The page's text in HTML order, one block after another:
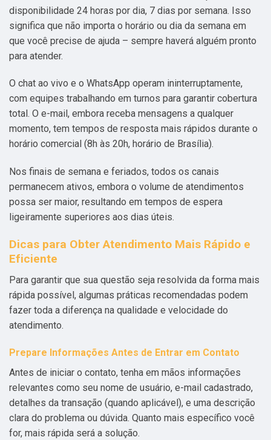
disponibilidade 24 horas por dia, 7 dias por semana. Isso
significa que não importa o horário ou dia da semana em
que você precise de ajuda – sempre haverá alguém pronto
para atender.
O chat ao vivo e o WhatsApp operam ininterruptamente,
com equipes trabalhando em turnos para garantir cobertura
total. O e-mail, embora receba mensagens a qualquer
momento, tem tempos de resposta mais rápidos durante o
horário comercial (8h às 20h, horário de Brasília).
Nos finais de semana e feriados, todos os canais
permanecem ativos, embora o volume de atendimentos
possa ser maior, resultando em tempos de espera
ligeiramente superiores aos dias úteis.
Dicas para Obter Atendimento Mais Rápido e
Eficiente
Para garantir que sua questão seja resolvida da forma mais
rápida possível, algumas práticas recomendadas podem
fazer toda a diferença na qualidade e velocidade do
atendimento.
Prepare Informações Antes de Entrar em Contato
Antes de iniciar o contato, tenha em mãos informações
relevantes como seu nome de usuário, e-mail cadastrado,
detalhes da transação (quando aplicável), e uma descrição
clara do problema ou dúvida. Quanto mais específico você
for, mais rápida será a solução.